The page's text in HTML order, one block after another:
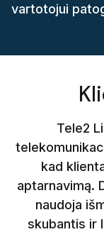
vartotojui
Tele2
kad
aptarnavimą.
naudoja
skubantis ir